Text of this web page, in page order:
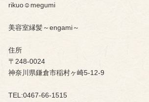
rikuo☺︎megumi
美容室縁髪～engami～
住所
〒248-0024
神奈川県鎌倉市稲村ヶ崎5-12-9
TEL:0467-66-1515